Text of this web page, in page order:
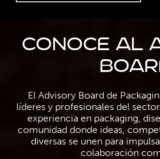
CONOCE AL
El Advisory Board de
líderes y profesionales del
experiencia en packaging,
comunidad donde ideas,
diversas se unen para
colaboración